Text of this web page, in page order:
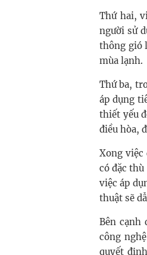
Thứ hai,
người sử
thông gió
mùa lạnh.
Thứ ba,
áp dụng
thiết yếu
điều hòa,
Xong việc
có đặc
việc áp
thuật sẽ
Bên cạnh
công
quyết